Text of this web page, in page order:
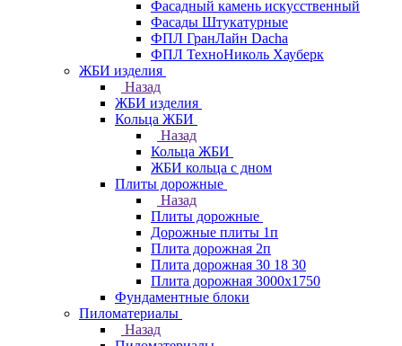
Фасадный камень искусственный
Фасады Штукатурные
ФПЛ ГранЛайн Dacha
ФПЛ ТехноНиколь Хауберк
ЖБИ изделия
Назад
ЖБИ изделия
Кольца ЖБИ
Назад
Кольца ЖБИ
ЖБИ кольца с дном
Плиты дорожные
Назад
Плиты дорожные
Дорожные плиты 1п
Плита дорожная 2п
Плита дорожная 30 18 30
Плита дорожная 3000х1750
Фундаментные блоки
Пиломатериалы
Назад